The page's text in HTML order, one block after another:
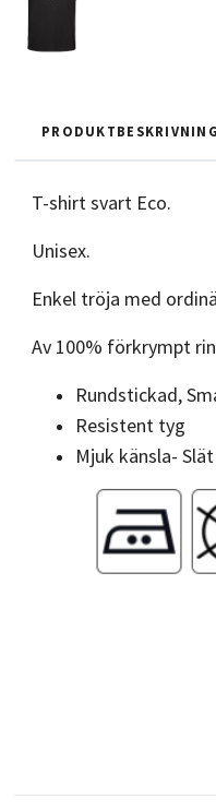
PRODUKTBESKRIVNING
T-shirt svart Eco.
Unisex.
Enkel tröja med
Av 100% förkrympt
Rundstickad,
Resistent tyg
Mjuk känsla-